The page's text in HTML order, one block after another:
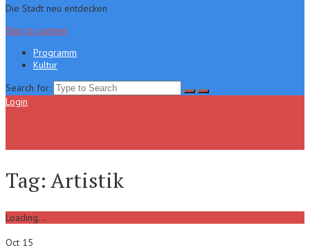
Die Stadt neu entdecken
Skip to content
Programm
Kultur
Search for:
Login
Tag: Artistik
Loading...
Oct 15